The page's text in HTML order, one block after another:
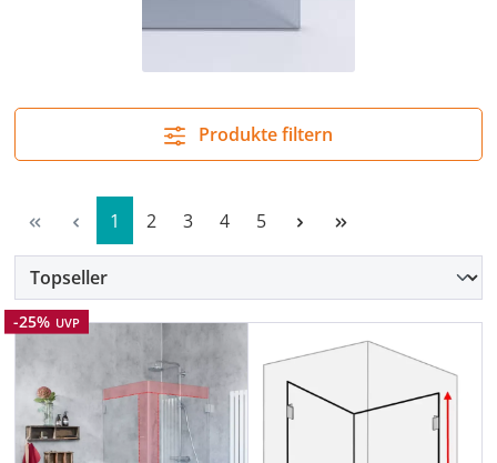
Produkte filtern
Seite
1 Seite
2 Seite
3 Seite
4 Seite
5
Rabatt
-25% UVP